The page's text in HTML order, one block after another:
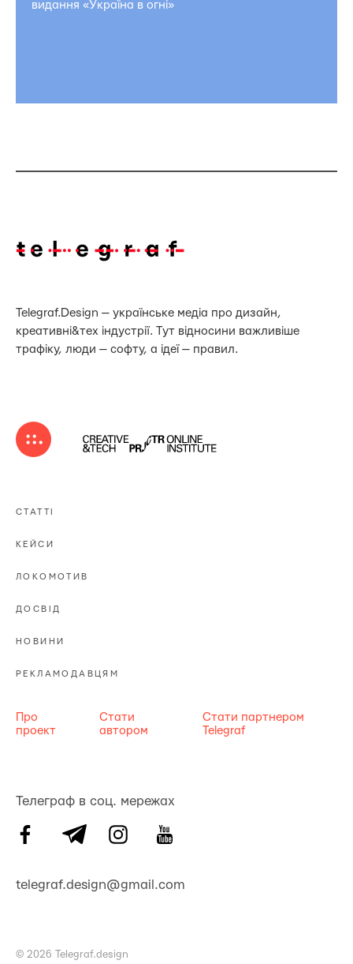
видання «Україна в огні»
Telegraf.Design — українське медіа про дизайн,
креативні&тех індустрії. Тут відносини важливіше
трафіку, люди — софту, а ідеї — правил.
СТАТТІ
КЕЙСИ
ЛОКОМОТИВ
ДОСВІД
НОВИНИ
РЕКЛАМОДАВЦЯМ
Про
проект
Стати
автором
Стати партнером
Telegraf
Телеграф в соц. мережах
telegraf.design@gmail.com
© 2026 Telegraf.design